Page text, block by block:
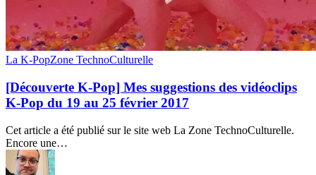
[Découverte
Pop]
Mes
suggestions
vidéoclips
K-
Pop
La K-PopZone TechnoCulturelle
[Découverte K-Pop] Mes suggestions des vidéoclips
K-Pop du 19 au 25 février 2017
Cet article a été publié sur le site web La Zone TechnoCulturelle.
Encore une…